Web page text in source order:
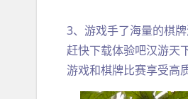
3、游戏手了海量的棋
赶快下载体验吧汉游天
游戏和棋牌比赛享受高